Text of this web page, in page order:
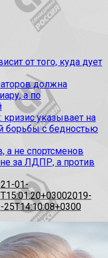
от того, куда дует
должна
а по
указывает на
борьбы с бедностью
а не спортсменов
за ЛДПР, а против
01-
2019-
25T14:10:08+0300